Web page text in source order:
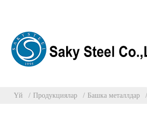
Үй Продукциялар Башка металлдар